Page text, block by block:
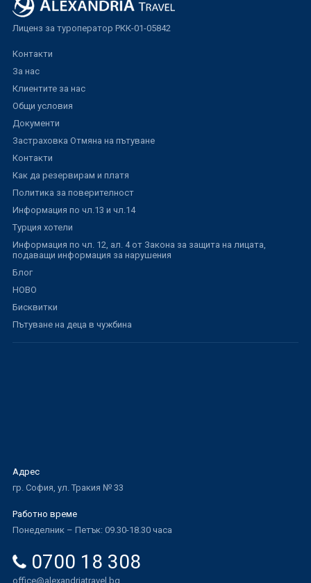
Лиценз за туроператор РКК-01-05842
Контакти
За нас
Клиентите за нас
Общи условия
Документи
Застраховка Отмяна на пътуване
Контакти
Как да резервирам и платя
Политика за поверителност
Информация по чл.13 и чл.14
Турция хотели
Информация по чл. 12, ал. 4 от Закона за защита на лицата,
подаващи информация за нарушения
Блог
НОВО
Бисквитки
Пътуване на деца в чужбина
Адрес
гр. София, ул. Тракия № 33
Работно време
Понеделник – Петък: 09.30-18.30 часа
0700 18 308
office@alexandriatravel.bg